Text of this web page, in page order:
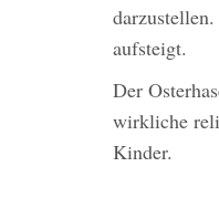
aufsteigt.
Der
wirkliche
Kinder.